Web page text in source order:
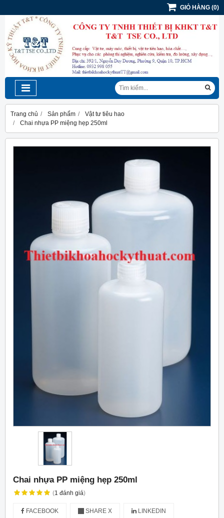
GIỎ HÀNG (0)
Trang chủ Sản phẩm
Vật tư tiêu hao
Chai nhựa PP miệng hẹp 250ml
Chai nhựa PP miệng hẹp 250ml
(1 đánh giá)
FACEBOOK SHARE X LINKEDIN